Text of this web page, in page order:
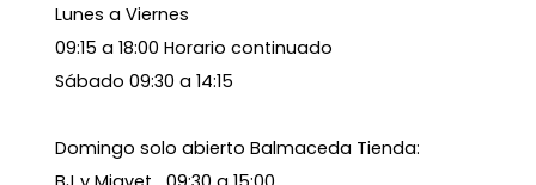
Lunes a Viernes
09:15 a 18:00 Horario continuado
Sábado 09:30 a 14:15
Domingo solo abierto Balmaceda Tienda: